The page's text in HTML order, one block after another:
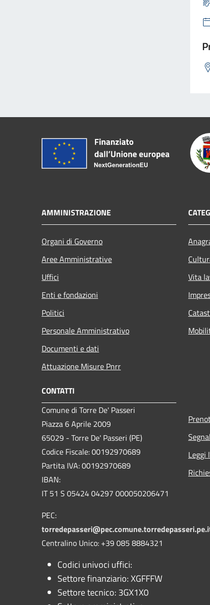
AMMINISTRAZIONE
Organi di Governo
Aree Amministrative
Uffici
Enti e fondazioni
Politici
Personale Amministrativo
Documenti e dati
Attuazione Misure Pnrr
Vita
CONTATTI
Comune di Torre De' Passeri
Piazza 6 Aprile 2009
65029 - Torre De' Passeri (PE)
Codice Fiscale: 00192970689
Partita IVA: 00192970689
IBAN:
IT 51 S 05424 04297 000050206471
PEC:
Centralino Unico: +39 085 8884321
Codici univoci uffici:
Settore finanziario: XGFFFW
Settore tecnico: 3GX1X0
Leggi